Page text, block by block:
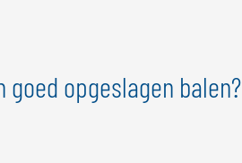
opgeslagen balen?